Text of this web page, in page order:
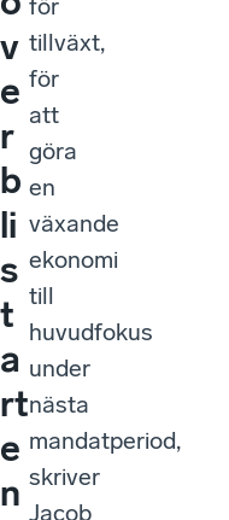
v
e
r
b
li
s
t
a
rt
e
n
för
tillväxt,
för
att
göra
en
växande
ekonomi
till
huvudfokus
under
nästa
mandatperiod,
skriver
Jacob